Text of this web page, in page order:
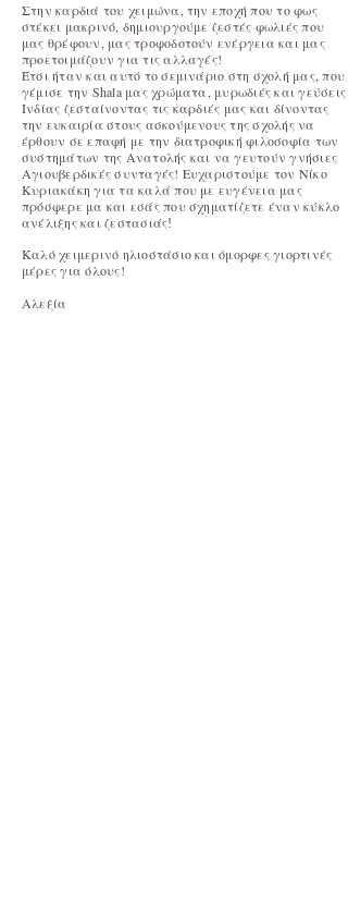
Στην καρδιά του χειμώνα, την εποχή που το φως
στέκει μακρινό, δημιουργούμε ζεστές φωλιές που
μας θρέφουν, μας τροφοδοτούν ενέργεια και μας
προετοιμάζουν για τις αλλαγές!
Έτσι ήταν και αυτό το σεμινάριο στη σχολή μας, που
γέμισε την Shala μας χρώματα, μυρωδιές και γεύσεις
Ινδίας ζεσταίνοντας τις καρδιές μας και δίνοντας
την ευκαιρία στους ασκούμενους της σχολής να
έρθουν σε επαφή με την διατροφική φιλοσοφία των
συστημάτων της Ανατολής και να γευτούν γνήσιες
Αγιουβερδικές συνταγές! Ευχαριστούμε τον Νίκο
Κυριακάκη για τα καλά που με ευγένεια μας
πρόσφερε μα και εσάς που σχηματίζετε έναν κύκλο
ανέλιξης και ζεστασιάς!
Καλό χειμερινό ηλιοστάσιο και όμορφες γιορτινές
μέρες για όλους!
Aλεξία